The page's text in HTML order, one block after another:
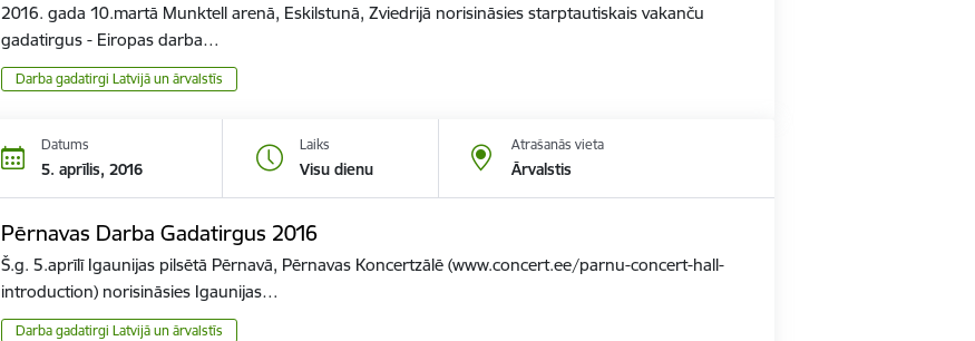
2016. gada 10.martā Munktell arenā, Eskilstunā, Zviedrijā norisināsies starptautiskais vakanču
gadatirgus - Eiropas darba…
Darba gadatirgi Latvijā un ārvalstīs
Datums
5. aprīlis, 2016
Laiks
Visu dienu
Atrašanās vieta
Ārvalstis
Pērnavas Darba Gadatirgus 2016
Š.g. 5.aprīlī Igaunijas pilsētā Pērnavā, Pērnavas Koncertzālē (www.concert.ee/parnu-concert-hall-
introduction) norisināsies Igaunijas…
Darba gadatirgi Latvijā un ārvalstīs